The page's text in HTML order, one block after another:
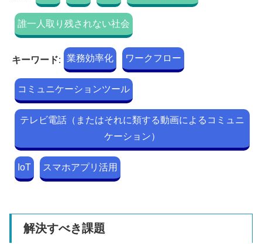
誰一人取り残されない社会
キーワード: 業務効率化 ワークフロー
コミュニケーションツール
テレビ電話（またはそれに類する動画によるコミュニ
ケーション）
IoT スマホアプリ活用
解決すべき課題